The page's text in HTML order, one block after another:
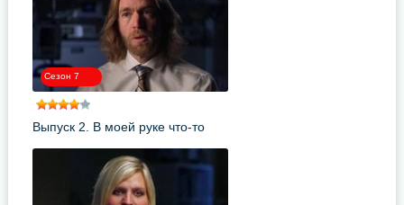
Сезон 7
Выпуск 2. В моей руке что-то